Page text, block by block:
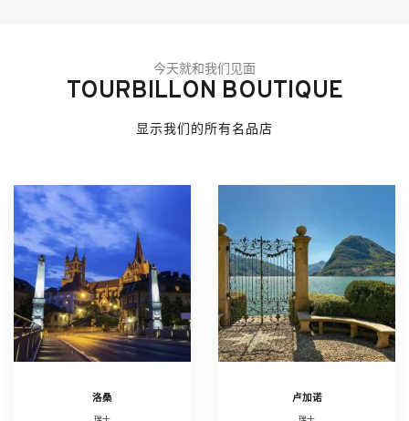
今天就和我们见面
TOURBILLON BOUTIQUE
显示我们的所有名品店
洛桑 卢加诺